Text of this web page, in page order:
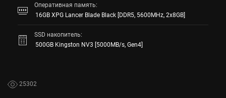
Оперативная память:
16GB XPG Lancer Blade Black [DDR5, 5600MHz, 2x8GB]
SSD накопитель:
500GB Kingston NV3 [5000MB/s, Gen4]
25302